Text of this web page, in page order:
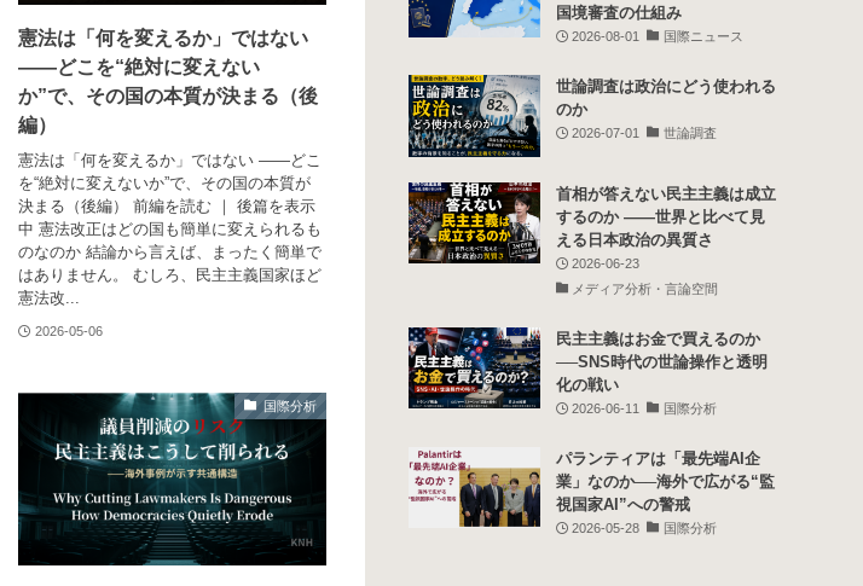
憲法は「何を変えるか」ではない
——どこを“絶対に変えない
か”で、その国の本質が決まる（後
編）
憲法は「何を変えるか」ではない ——どこ
を“絶対に変えないか”で、その国の本質が
決まる（後編） 前編を読む ｜ 後篇を表示
中 憲法改正はどの国も簡単に変えられるも
のなのか 結論から言えば、まったく簡単で
はありません。 むしろ、民主主義国家ほど
憲法改...
2026-05-06
国際分析
国境審査の仕組み
2026-08-01 国際ニュース
世論調査は政治にどう使われる
のか
2026-07-01 世論調査
首相が答えない民主主義は成立
するのか ――世界と比べて見
える日本政治の異質さ
2026-06-23
メディア分析・言論空間
民主主義はお金で買えるのか
──SNS時代の世論操作と透明
化の戦い
2026-06-11 国際分析
パランティアは「最先端AI企
業」なのか──海外で広がる“監
視国家AI”への警戒
2026-05-28 国際分析